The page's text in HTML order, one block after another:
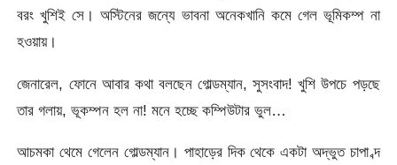
বরং খুশিই সে। অস্টিনের জন্যে ভাবনা অনেকখানি কমে গেল ভূমিকম্প না
হওয়ায়।
জেনারেল, ফোনে আবার কথা বলছেন গোল্ডম্যান, সুসংবাদ! খুশি উপচে পড়ছে
তার গলায়, ভূকম্পন হল না! মনে হচ্ছে কম্পিউটার ভুল…
আচমকা থেমে গেলেন গোল্ডম্যান। পাহাড়ের দিক থেকে একটা অদ্ভুত চাপা ব্দ